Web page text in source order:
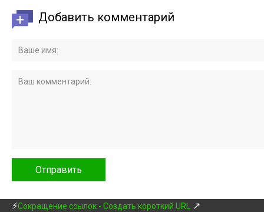
Добавить комментарий
⚡Сокращение ссылок - Создать короткий URL ↗